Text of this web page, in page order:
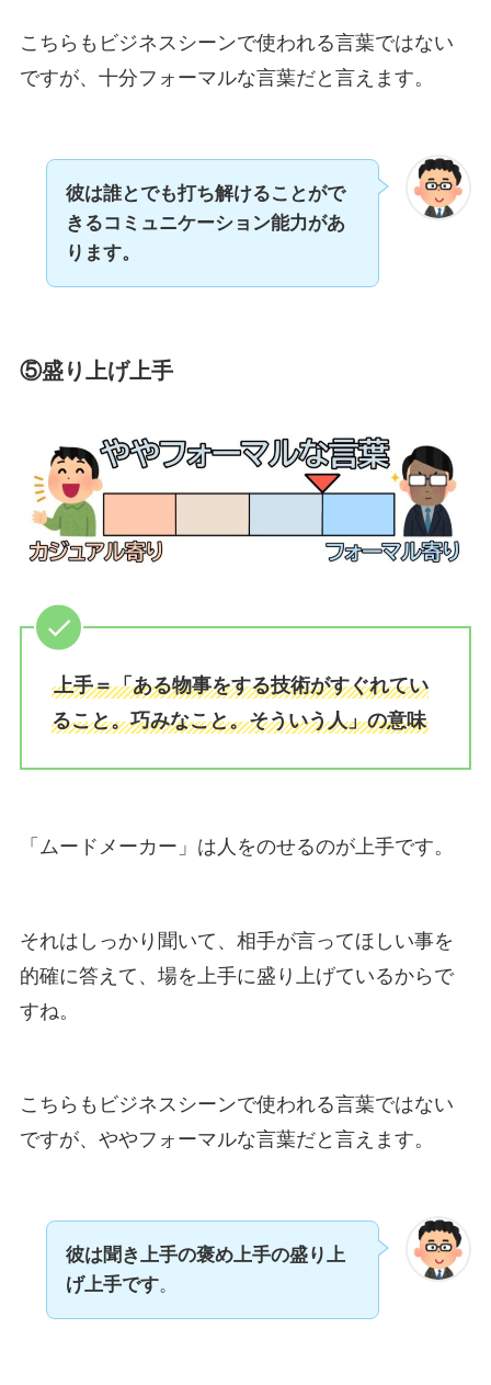
こちらもビジネスシーンで使われる言葉ではない
ですが、十分フォーマルな言葉だと言えます。
彼は誰とでも打ち解けることがで
きるコミュニケーション能力があ
ります。
⑤盛り上げ上手
上手＝「ある物事をする技術がすぐれてい
ること。巧みなこと。そういう人」の意味
「ムードメーカー」は人をのせるのが上手です。
それはしっかり聞いて、相手が言ってほしい事を
的確に答えて、場を上手に盛り上げているからで
すね。
こちらもビジネスシーンで使われる言葉ではない
ですが、ややフォーマルな言葉だと言えます。
彼は聞き上手の褒め上手の盛り上
げ上手です。